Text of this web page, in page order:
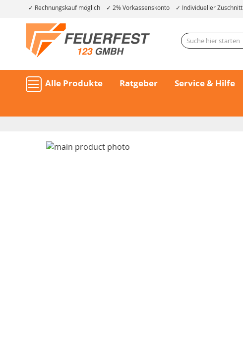
Rechnungskauf möglich 2% Vorkassenskonto Individueller Zuschnitt
Alle Produkte Ratgeber Service & Hilfe
Skip